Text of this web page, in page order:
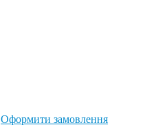
Оформити замовлення